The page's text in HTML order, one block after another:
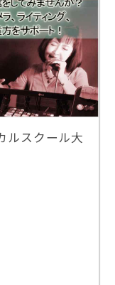
ルスクール大